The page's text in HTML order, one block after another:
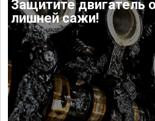
Защитите двигатель
лишней сажи!